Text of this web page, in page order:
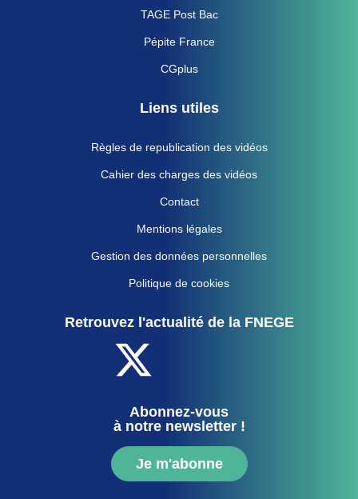
TAGE Post Bac
Pépite France
CGplus
Liens utiles
Règles de republication des vidéos
Cahier des charges des vidéos
Contact
Mentions légales
Gestion des données personnelles
Politique de cookies
Retrouvez l'actualité de la FNEGE
Abonnez-vous
à notre newsletter !
Je m'abonne